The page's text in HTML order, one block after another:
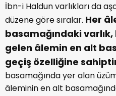
İbn-i Haldun varlıkları da
düzene göre sıralar. Her
basamağındaki
gelen âlemin en alt
geçiş özelliğine
basamağında yer alan
âleminin en alt